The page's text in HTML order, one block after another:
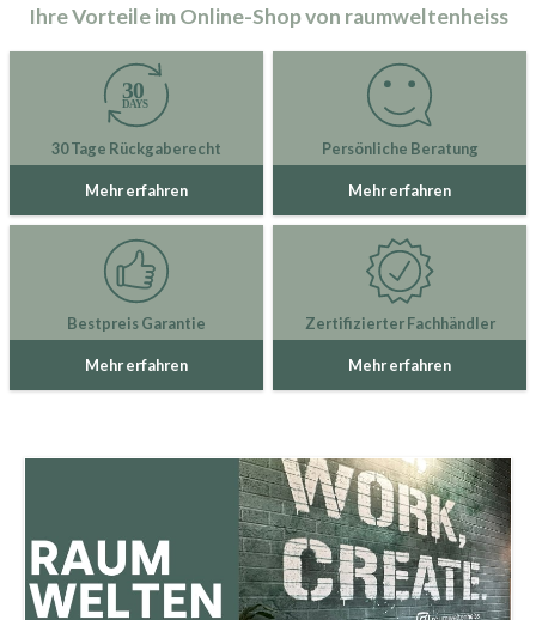
Ihre Vorteile im Online-Shop von raumweltenheiss
30 Tage Rückgaberecht
Mehr erfahren
Persönliche Beratung
Mehr erfahren
Bestpreis Garantie
Mehr erfahren
Zertifizierter Fachhändler
Mehr erfahren